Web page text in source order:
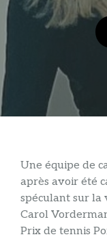
Une équipe de
après avoir été
spéculant sur la
Carol
Prix de tennis